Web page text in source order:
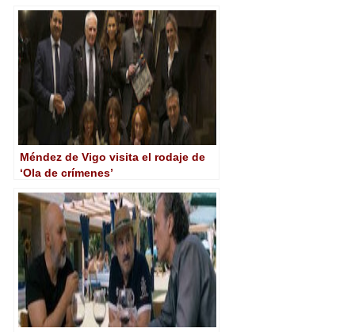
Méndez de Vigo visita el rodaje de
‘Ola de crímenes’